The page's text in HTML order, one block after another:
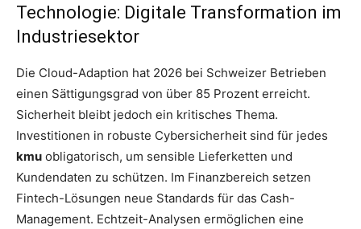
Technologie: Digitale Transformation im
Industriesektor
Die Cloud-Adaption hat 2026 bei Schweizer Betrieben
einen Sättigungsgrad von über 85 Prozent erreicht.
Sicherheit bleibt jedoch ein kritisches Thema.
Investitionen in robuste Cybersicherheit sind für jedes
kmu obligatorisch, um sensible Lieferketten und
Kundendaten zu schützen. Im Finanzbereich setzen
Fintech-Lösungen neue Standards für das Cash-
Management. Echtzeit-Analysen ermöglichen eine